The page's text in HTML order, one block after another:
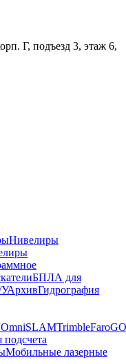
Г, подъезд 3, этаж 6,
Нивелиры
БПЛА для
АрхивГидрография
OmniSLAMTrimbleFaro
Мобильные лазерные